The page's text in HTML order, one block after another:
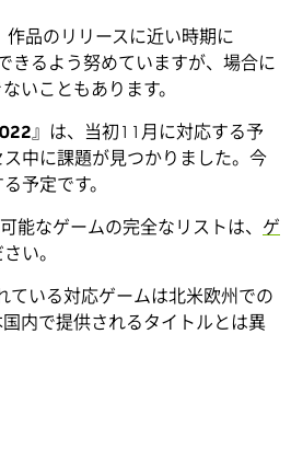
作品のリリースに近い時期に
きるよう努めていますが、場合に
いこともあります。
』は、当初11月に対応する予
中に課題が見つかりました。今
予定です。
能なゲームの完全なリストは、 ゲ
い。
ている対応ゲームは北米欧州での
内で提供されるタイトルとは異